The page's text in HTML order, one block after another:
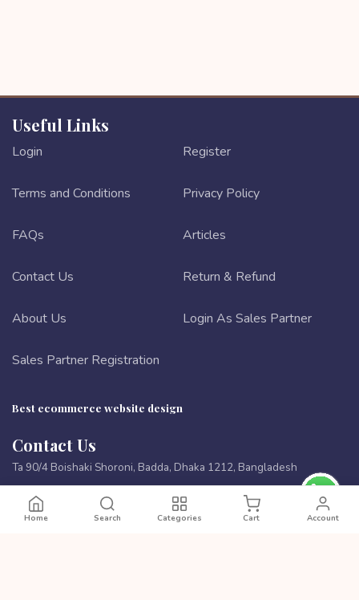
Useful Links
Login Register
Terms and Conditions Privacy Policy
FAQs Articles
Contact Us Return & Refund
About Us Login As Sales Partner
Sales Partner Registration
Best ecommerce website design
Contact Us
Ta 90/4 Boishaki Shoroni, Badda, Dhaka 1212, Bangladesh
Phone:
8801972277444
Home Search Categories Cart Account